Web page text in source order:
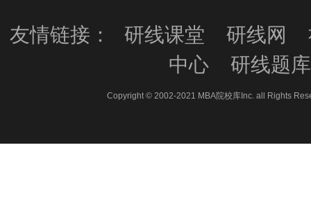
友情链接： 研线课堂 研线网
中心
研线题库
Copyright © 2002-2021 MBA院校库Inc. all Rights